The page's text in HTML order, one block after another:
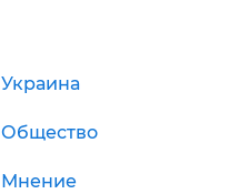
Украина
Общество
Мнение